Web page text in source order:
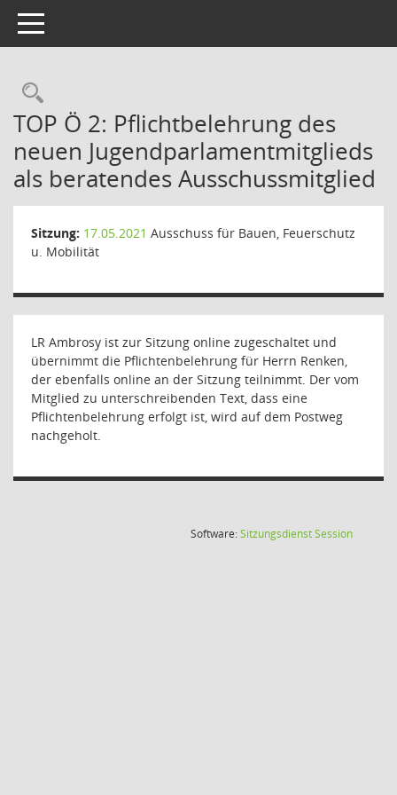
Toggle navigation
Rechercheauswahl
TOP Ö 2: Pflichtbelehrung des
neuen Jugendparlamentmitglieds
als beratendes Ausschussmitglied
Sitzung: 17.05.2021 Ausschuss für Bauen, Feuerschutz
u. Mobilität
LR Ambrosy ist zur Sitzung online zugeschaltet und
übernimmt die Pflichtenbelehrung für Herrn Renken,
der ebenfalls online an der Sitzung teilnimmt. Der vom
Mitglied zu unterschreibenden Text, dass eine
Pflichtenbelehrung erfolgt ist, wird auf dem Postweg
nachgeholt.
Software:SitzungsdienstSession(Wird in